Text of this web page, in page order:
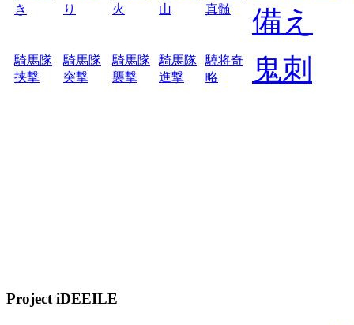
き
り
火
山
真髄
備え
騎馬隊
挟撃
騎馬隊
突撃
騎馬隊
襲撃
騎馬隊
進撃
驍将奇
略
鬼刺
Project iDEEILE